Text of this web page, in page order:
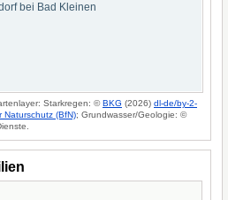
bei Bad Kleinen
Starkregen: ©BKG (2026) dl-de/by-2-
Naturschutz (BfN); Grundwasser/Geologie: ©